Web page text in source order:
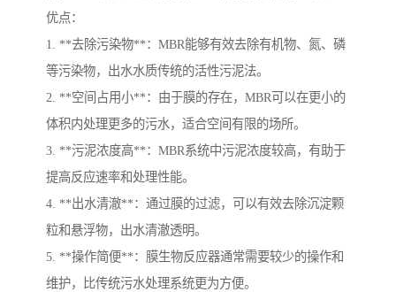
优点：
1. **去除污染物**：MBR能够有效去除有机物、氮、磷
等污染物，出水水质传统的活性污泥法。
2. **空间占用小**：由于膜的存在，MBR可以在更小的
体积内处理更多的污水，适合空间有限的场所。
3. **污泥浓度高**：MBR系统中污泥浓度较高，有助于
提高反应速率和处理性能。
4. **出水清澈**：通过膜的过滤，可以有效去除沉淀颗
粒和悬浮物，出水清澈透明。
5. **操作简便**：膜生物反应器通常需要较少的操作和
维护，比传统污水处理系统更为方便。